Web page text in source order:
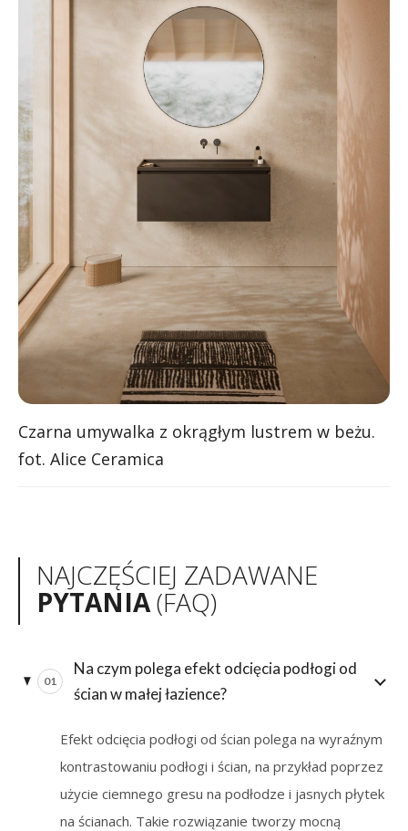
Czarna umywalka z okrągłym lustrem w beżu.
fot. Alice Ceramica
NAJCZĘŚCIEJ ZADAWANE
PYTANIA(FAQ)
01
Na czym polega efekt odcięcia podłogi od
ścian w małej łazience?
Efekt odcięcia podłogi od ścian polega na wyraźnym
kontrastowaniu podłogi i ścian, na przykład poprzez
użycie ciemnego gresu na podłodze i jasnych płytek
na ścianach. Takie rozwiązanie tworzy mocną